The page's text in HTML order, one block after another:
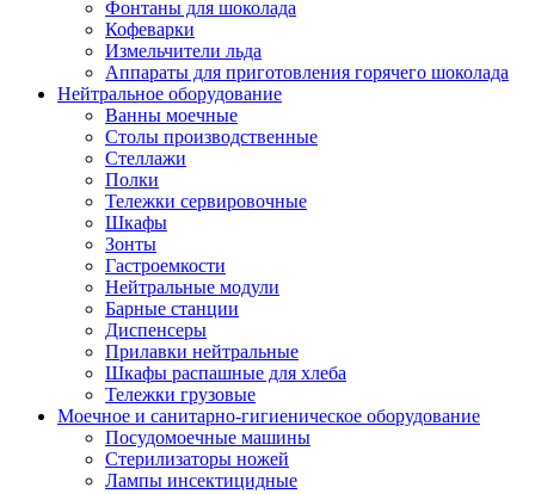
Фонтаны для шоколада
Кофеварки
Измельчители льда
Аппараты для приготовления горячего шоколада
Нейтральное оборудование
Ванны моечные
Столы производственные
Стеллажи
Полки
Тележки сервировочные
Шкафы
Зонты
Гастроемкости
Нейтральные модули
Барные станции
Диспенсеры
Прилавки нейтральные
Шкафы распашные для хлеба
Тележки грузовые
Моечное и санитарно-гигиеническое оборудование
Посудомоечные машины
Стерилизаторы ножей
Лампы инсектицидные